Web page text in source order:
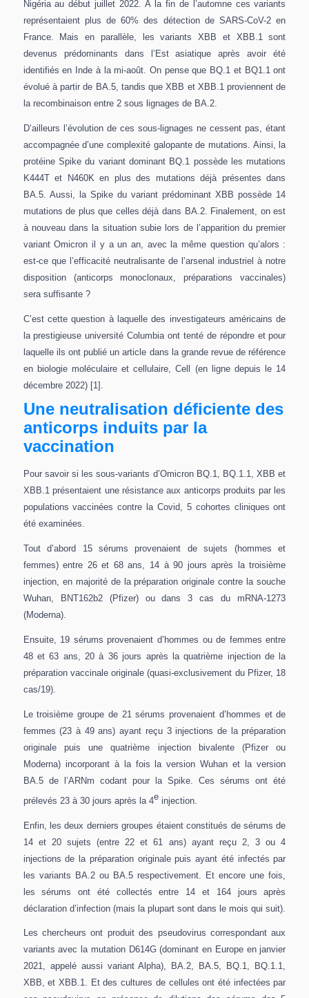
Nigéria au début juillet 2022. A la fin de l’automne ces variants
représentaient plus de 60% des détection de SARS-CoV-2 en
France. Mais en parallèle, les variants XBB et XBB.1 sont
devenus prédominants dans l’Est asiatique après avoir été
identifiés en Inde à la mi-août. On pense que BQ.1 et BQ1.1 ont
évolué à partir de BA.5, tandis que XBB et XBB.1 proviennent de
la recombinaison entre 2 sous lignages de BA.2.
D’ailleurs l’évolution de ces sous-lignages ne cessent pas, étant
accompagnée d’une complexité galopante de mutations. Ainsi, la
protéine Spike du variant dominant BQ.1 possède les mutations
K444T et N460K en plus des mutations déjà présentes dans
BA.5. Aussi, la Spike du variant prédominant XBB possède 14
mutations de plus que celles déjà dans BA.2. Finalement, on est
à nouveau dans la situation subie lors de l’apparition du premier
variant Omicron il y a un an, avec la même question qu’alors :
est-ce que l’efficacité neutralisante de l’arsenal industriel à notre
disposition (anticorps monoclonaux, préparations vaccinales)
sera suffisante ?
C’est cette question à laquelle des investigateurs américains de
la prestigieuse université Columbia ont tenté de répondre et pour
laquelle ils ont publié un article dans la grande revue de référence
en biologie moléculaire et cellulaire, Cell (en ligne depuis le 14
décembre 2022) [1].
Une neutralisation déficiente des
anticorps induits par la
vaccination
Pour savoir si les sous-variants d’Omicron BQ.1, BQ.1.1, XBB et
XBB.1 présentaient une résistance aux anticorps produits par les
populations vaccinées contre la Covid, 5 cohortes cliniques ont
été examinées.
Tout d’abord 15 sérums provenaient de sujets (hommes et
femmes) entre 26 et 68 ans, 14 à 90 jours après la troisième
injection, en majorité de la préparation originale contre la souche
Wuhan, BNT162b2 (Pfizer) ou dans 3 cas du mRNA-1273
(Moderna).
Ensuite, 19 sérums provenaient d’hommes ou de femmes entre
48 et 63 ans, 20 à 36 jours après la quatrième injection de la
préparation vaccinale originale (quasi-exclusivement du Pfizer, 18
cas/19).
Le troisième groupe de 21 sérums provenaient d’hommes et de
femmes (23 à 49 ans) ayant reçu 3 injections de la préparation
originale puis une quatrième injection bivalente (Pfizer ou
Moderna) incorporant à la fois la version Wuhan et la version
BA.5 de l’ARNm codant pour la Spike. Ces sérums ont été
prélevés 23 à 30 jours après la 4einjection.
Enfin, les deux derniers groupes étaient constitués de sérums de
14 et 20 sujets (entre 22 et 61 ans) ayant reçu 2, 3 ou 4
injections de la préparation originale puis ayant été infectés par
les variants BA.2 ou BA.5 respectivement. Et encore une fois,
les sérums ont été collectés entre 14 et 164 jours après
déclaration d’infection (mais la plupart sont dans le mois qui suit).
Les chercheurs ont produit des pseudovirus correspondant aux
variants avec la mutation D614G (dominant en Europe en janvier
2021, appelé aussi variant Alpha), BA.2, BA.5, BQ.1, BQ.1.1,
XBB, et XBB.1. Et des cultures de cellules ont été infectées par